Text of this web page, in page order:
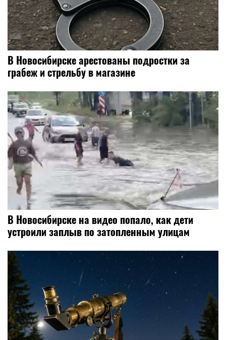
В Новосибирске арестованы подростки за
грабеж и стрельбу в магазине
В Новосибирске на видео попало, как дети
устроили заплыв по затопленным улицам